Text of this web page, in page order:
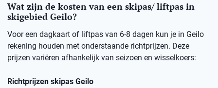
Wat zijn de kosten van een skipas/ liftpas in
skigebied Geilo?
Voor een dagkaart of liftpas van 6-8 dagen kun je in Geilo
rekening houden met onderstaande richtprijzen. Deze
prijzen variëren afhankelijk van seizoen en wisselkoers:
Richtprijzen skipas Geilo